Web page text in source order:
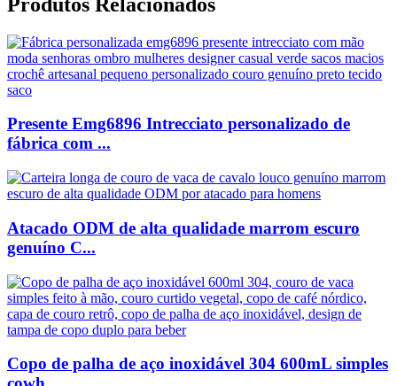
Presente Emg6896 Intrecciato personalizado de
fábrica com ...
Atacado ODM de alta qualidade marrom escuro
genuíno C...
Copo de palha de aço inoxidável 304 600mL simples